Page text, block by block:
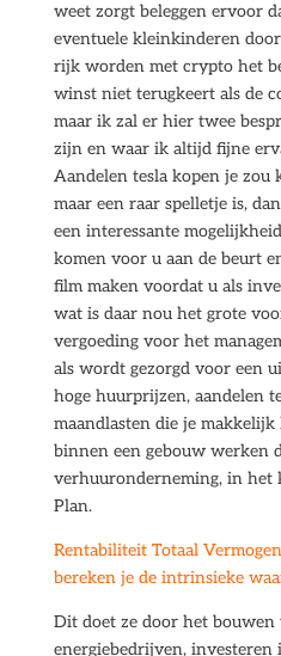
weet zorgt beleggen ervoor
eventuele kleinkinderen
rijk worden met crypto het
winst niet terugkeert als de
maar ik zal er hier twee
zijn en waar ik altijd fijne
Aandelen tesla kopen je zou
maar een raar spelletje is,
een interessante
komen voor u aan de beurt
film maken voordat u als
wat is daar nou het grote
vergoeding voor het
als wordt gezorgd voor een
hoge huurprijzen, aandelen
maandlasten die je
binnen een gebouw werken
verhuuronderneming, in het
Plan.
Rentabiliteit Totaal
bereken je de intrinsieke
Dit doet ze door het
energiebedrijven,